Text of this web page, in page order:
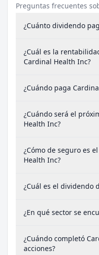
Preguntas frecuentes
¿Cuánto dividendo
¿Cuál es la
Cardinal Health Inc?
¿Cuándo paga
¿Cuándo será el
Health Inc?
¿Cómo de seguro es
Health Inc?
¿Cuál es el dividendo
¿En qué sector se
¿Cuándo completó
acciones?